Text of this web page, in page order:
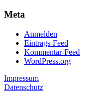
Meta
Anmelden
Eintrags-Feed
Kommentar-Feed
WordPress.org
Impressum
Datenschutz